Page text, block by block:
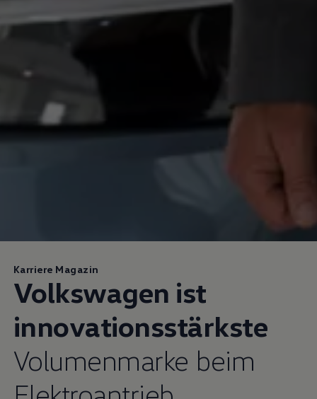
Karriere Magazin
Volkswagen ist
innovationsstärkste
Volumenmarke beim